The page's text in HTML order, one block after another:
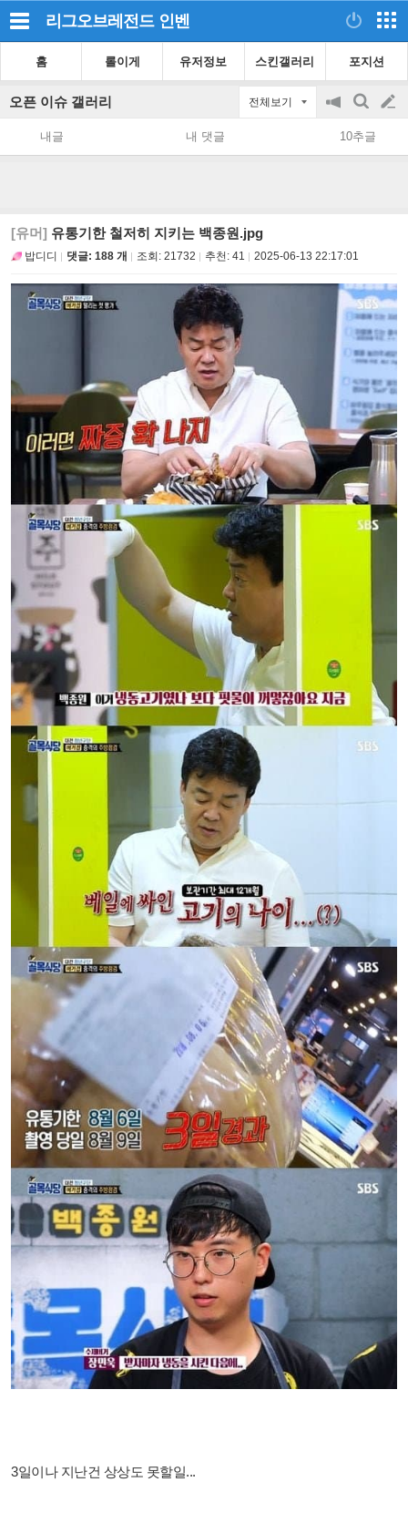
리그오브레전드 인벤
홈 롤이게 유저정보 스킨갤러리 포지션
오픈 이슈 갤러리 전체보기
공
지
on/off
검
색
글
쓰
내글 내 댓글 10추글
[유머] 유통기한 철저히 지키는 백종원.jpg
밥디디 댓글: 188 개 조회: 21732 추천: 41 2025-06-13 22:17:01
3일이나 지난건 상상도 못할일...